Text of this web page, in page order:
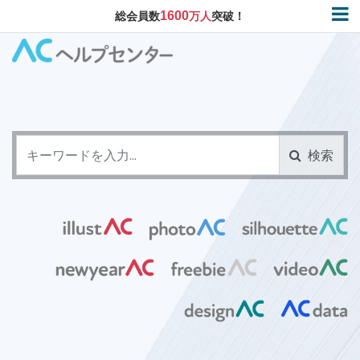
総会員数1600万人突破！
検索